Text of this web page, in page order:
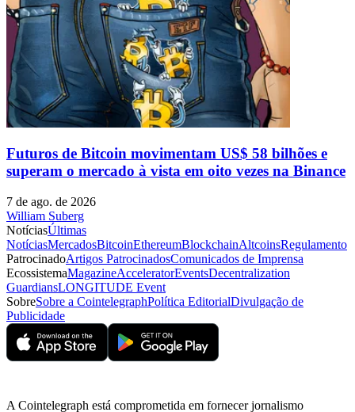
Futuros de Bitcoin movimentam US$ 58 bilhões e
superam o mercado à vista em oito vezes na Binance
7 de ago. de 2026
William Suberg
NotíciasÚltimas
NotíciasMercadosBitcoinEthereumBlockchainAltcoinsRegulamento
PatrocinadoArtigos PatrocinadosComunicados de Imprensa
EcossistemaMagazineAcceleratorEventsDecentralization
GuardiansLONGITUDE Event
SobreSobre a CointelegraphPolítica EditorialDivulgação de
Publicidade
A Cointelegraph está comprometida em fornecer jornalismo